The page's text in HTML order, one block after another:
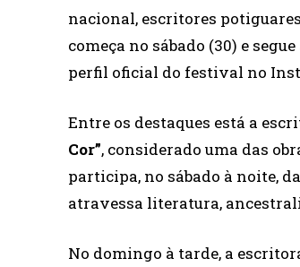
nacional, escritores
começa no sábado (30) e
perfil oficial do festival no
Entre os destaques está a
Cor”, considerado uma das
participa, no sábado à noite,
atravessa literatura,
No domingo à tarde, a